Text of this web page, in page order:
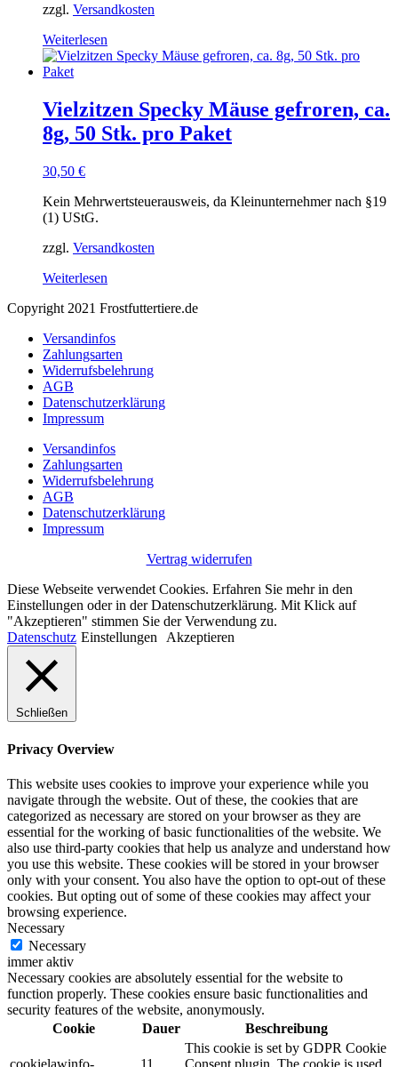
zzgl. Versandkosten
Weiterlesen
Vielzitzen Specky Mäuse gefroren, ca.
8g, 50 Stk. pro Paket
30,50 €
Kein Mehrwertsteuerausweis, da Kleinunternehmer nach §19
(1) UStG.
zzgl. Versandkosten
Weiterlesen
Copyright 2021 Frostfuttertiere.de
Versandinfos
Zahlungsarten
Widerrufsbelehrung
AGB
Datenschutzerklärung
Impressum
Versandinfos
Zahlungsarten
Widerrufsbelehrung
AGB
Datenschutzerklärung
Impressum
Vertrag widerrufen
Diese Webseite verwendet Cookies. Erfahren Sie mehr in den
Einstellungen oder in der Datenschutzerklärung. Mit Klick auf
"Akzeptieren" stimmen Sie der Verwendung zu.
Datenschutz Einstellungen Akzeptieren
Schließen
Privacy Overview
This website uses cookies to improve your experience while you
navigate through the website. Out of these, the cookies that are
categorized as necessary are stored on your browser as they are
essential for the working of basic functionalities of the website. We
also use third-party cookies that help us analyze and understand how
you use this website. These cookies will be stored in your browser
only with your consent. You also have the option to opt-out of these
cookies. But opting out of some of these cookies may affect your
browsing experience.
Necessary
Necessary
immer aktiv
Necessary cookies are absolutely essential for the website to
function properly. These cookies ensure basic functionalities and
security features of the website, anonymously.
Cookie
Dauer Beschreibung
cookielawinfo-
11
This cookie is set by GDPR Cookie
Consent plugin. The cookie is used